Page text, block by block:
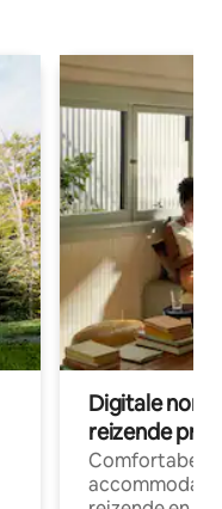
Digitale
reizende
Comfortabele